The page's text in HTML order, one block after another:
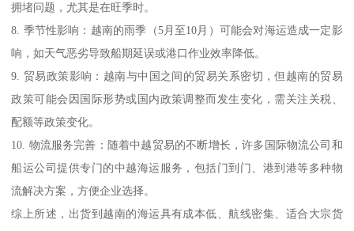
拥堵问题，尤其是在旺季时。
8. 季节性影响：越南的雨季（5月至10月）可能会对海运造成一定影
响，如天气恶劣导致船期延误或港口作业效率降低。
9. 贸易政策影响：越南与中国之间的贸易关系密切，但越南的贸易
政策可能会因国际形势或国内政策调整而发生变化，需关注关税、
配额等政策变化。
10. 物流服务完善：随着中越贸易的不断增长，许多国际物流公司和
船运公司提供专门的中越海运服务，包括门到门、港到港等多种物
流解决方案，方便企业选择。
综上所述，出货到越南的海运具有成本低、航线密集、适合大宗货